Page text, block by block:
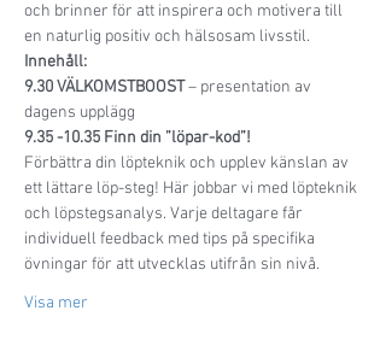
och brinner för att inspirera och motivera till
en naturlig positiv och hälsosam livsstil.
Innehåll:
9.30 VÄLKOMSTBOOST – presentation av
dagens upplägg
9.35 -10.35 Finn din ”löpar-kod”!
Förbättra din löpteknik och upplev känslan av
ett lättare löp-steg! Här jobbar vi med löpteknik
och löpstegsanalys. Varje deltagare får
individuell feedback med tips på specifika
övningar för att utvecklas utifrån sin nivå.
Visa mer